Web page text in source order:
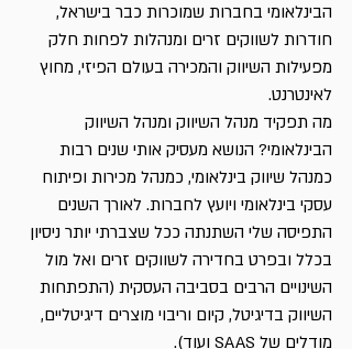
הבינלאומי בחברות שמוכרות כבר בישראל,
חודרות לשווקים זרים ומנהלות לפחות חלק
מפעילות השיווק והמכירה בעולם הפיזי, מחוץ
לאינטרנט.
מה תפקיד מנהל השיווק ומנהל השיווק
הבינלאומי? הנושא מעסיק אותי שנים רבות
כמנהל שיווק בינלאומי, כמנהל מכירות ופיתוח
עסקי בינלאומי ויועץ לחברות. לאורך השנים
התפיסה שלי השתנתה ככל שצברתי יותר ניסיון
בכלל ובפרט בחדירה לשווקים זרים ואל מול
השינויים הרבים בסביבה העסקית (התפתחות
השיווק בדיגיטל, קיום וריבוי מוצרים דיגיטליים,
מודלים של SAAS ועוד).